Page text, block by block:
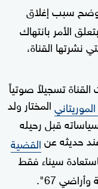
سبب إغلاق
الأمر بانتهاك
نشرتها القناة،
لوفاته، نشرت القناة تسجيلاً صوتياً
المختار ولد
ملامح سياساته قبل رحيله
حديثه عنالقضية
سيناء فقط
67".